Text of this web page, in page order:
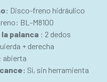
: Disco-freno hidráulico
BL-M8100
palanca : 2 dedos
+ derecha
: abierta
Sí, sin herramienta